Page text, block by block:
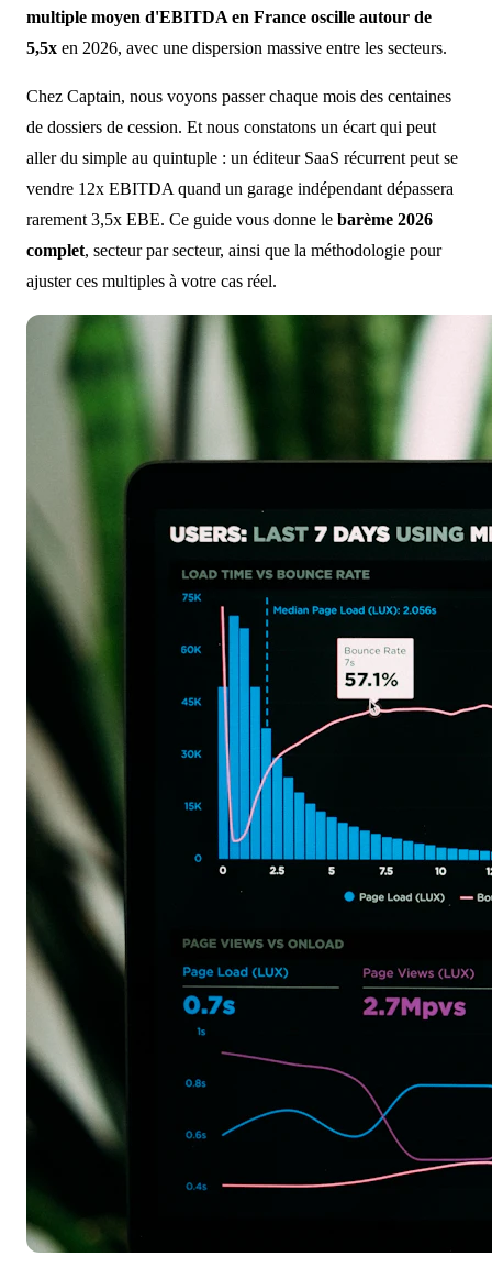
multiple moyen d'EBITDA en France oscille autour de
5,5x en 2026, avec une dispersion massive entre les secteurs.
Chez Captain, nous voyons passer chaque mois des centaines
de dossiers de cession. Et nous constatons un écart qui peut
aller du simple au quintuple : un éditeur SaaS récurrent peut se
vendre 12x EBITDA quand un garage indépendant dépassera
rarement 3,5x EBE. Ce guide vous donne le barème 2026
complet, secteur par secteur, ainsi que la méthodologie pour
ajuster ces multiples à votre cas réel.